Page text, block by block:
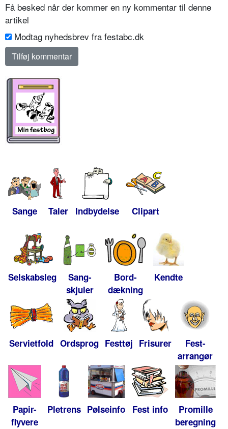
Få besked når der kommer en ny kommentar til denne
artikel
Modtag nyhedsbrev fra festabc.dk
Sange Taler Indbydelse Clipart
Selskabsleg
Sang-
skjuler
Bord-
dækning
Kendte
Servietfold Ordsprog Festtøj Frisurer
Fest-
arrangør
Papir-
flyvere
Pletrens Pølseinfo Fest info
Promille
beregning